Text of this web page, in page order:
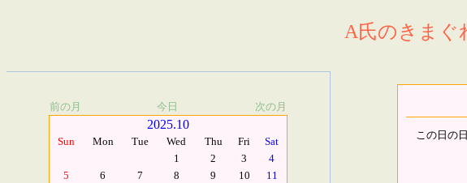
A氏のきまぐ
前の月 今日 次の月
2025.10
Sun Mon Tue Wed Thu Fri
Sat
1
2 3
4
5
6 7 8 9 10
11
この日の